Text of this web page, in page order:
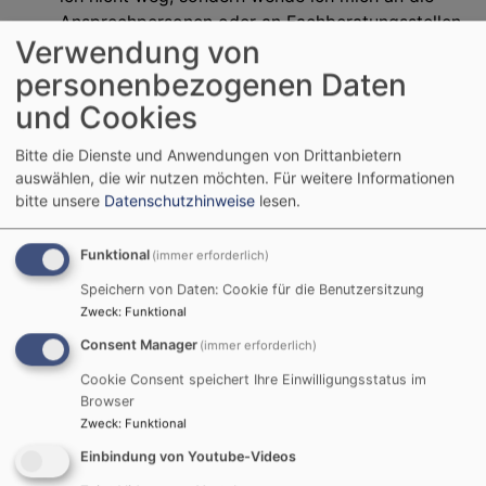
Ansprechpersonen oder an Fachberatungsstellen
und lasse mich beraten.
Ich werde entsprechend dem Interventionsplan
meines Trägers vorgehen, wenn ich sexuelle
Übergriffe oder strafrechtlich relevante
sexualisierte Gewalt wahrnehme.
Dieser Verhaltendskodex wird in den einzelnen
Mitarbeitenden unterschrieben. Neue Mitarbeitende
erhalten ihn zu Beginn ihres Dienstes oder Ehrenamtes.
Verhaltenskodex zum Download
235.06 KB
Die Unterzeichnung und das Bekennen zu den
für die Tätigkeit innerhalb des Dekanatsbezirks.
Verwendung von
personenbezogenen Daten
und Cookies
Bitte die Dienste und Anwendungen von Drittanbietern
auswählen, die wir nutzen möchten. Für weitere Informationen
bitte unsere Datenschutzhinweise lesen.
Funktional (immer erforderlich)
Speichern von Daten: Cookie für die Benutzersitzung
Zweck: Funktional
Consent Manager (immer erforderlich)
Cookie Consent speichert Ihre Einwilligungsstatus im
Browser
Zweck: Funktional
Einbindung von Youtube-Videos